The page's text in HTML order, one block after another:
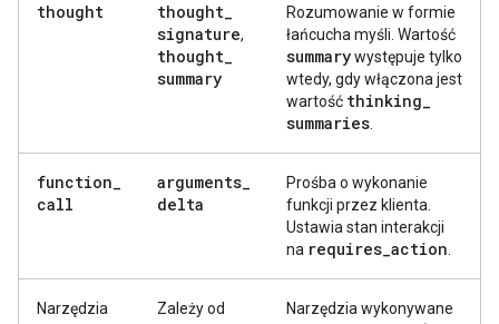
thought thought_
signature,
thought_
summary
Rozumowanie w formie
łańcucha myśli. Wartość
summarywystępuje tylko
wtedy, gdy włączona jest
wartość thinking_
summaries
function_
call
arguments_
delta
Prośba o wykonanie
funkcji przez klienta.
Ustawia stan interakcji
na requires_action
Narzędzia
Zależy od
Narzędzia wykonywane